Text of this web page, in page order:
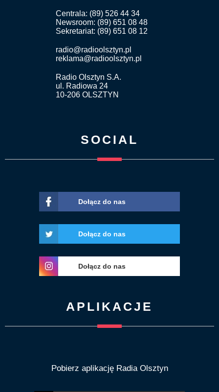
Centrala: (89) 526 44 34
Newsroom: (89) 651 08 48
Sekretariat: (89) 651 08 12
radio@radioolsztyn.pl
reklama@radioolsztyn.pl
Radio Olsztyn S.A.
ul. Radiowa 24
10-206 OLSZTYN
SOCIAL
Dołącz do nas
Dołącz do nas
Dołącz do nas
APLIKACJE
Pobierz aplikację Radia Olsztyn